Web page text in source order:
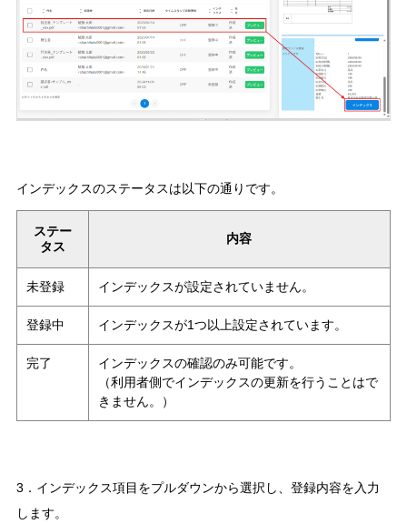
インデックスのステータスは以下の通りです。
ステー
タス
内容
未登録 インデックスが設定されていません。
登録中 インデックスが1つ以上設定されています。
完了
インデックスの確認のみ可能です。
（利用者側でインデックスの更新を行うことはで
きません。）
3．インデックス項目をプルダウンから選択し、登録内容を入力
します。